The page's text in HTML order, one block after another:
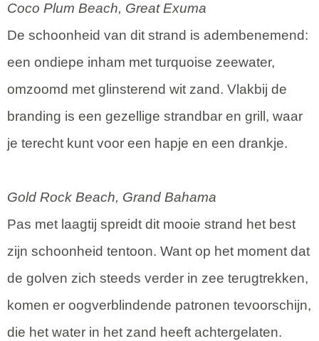
Coco Plum Beach, Great Exuma
De schoonheid van dit strand is adembenemend:
een ondiepe inham met turquoise zeewater,
omzoomd met glinsterend wit zand. Vlakbij de
branding is een gezellige strandbar en grill, waar
je terecht kunt voor een hapje en een drankje.
Gold Rock Beach, Grand Bahama
Pas met laagtij spreidt dit mooie strand het best
zijn schoonheid tentoon. Want op het moment dat
de golven zich steeds verder in zee terugtrekken,
komen er oogverblindende patronen tevoorschijn,
die het water in het zand heeft achtergelaten.